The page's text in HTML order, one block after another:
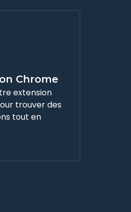
Chrome
extension
trouver des
tout en